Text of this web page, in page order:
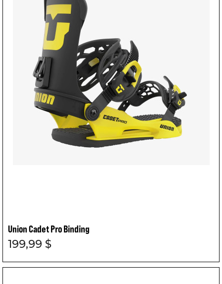
Union Cadet Pro Binding
199,99 $